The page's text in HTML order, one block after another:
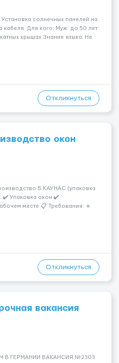
солнечных панелей на
кабеля. Для кого: Муж. до 50 лет
крышах Знание языка: Не
Откликнуться
окон
В КАУНАС (упаковка
✔️ Упаковка окон ✔️
месте 📋 Требования: 🔹
2, по 8–10 часов 💶 Оплата: 7 €
Откликнуться
вакансия
В ГЕРМАНИИ ВАКАНСИЯ №2303